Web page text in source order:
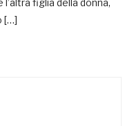
figlia della donna,
[…]